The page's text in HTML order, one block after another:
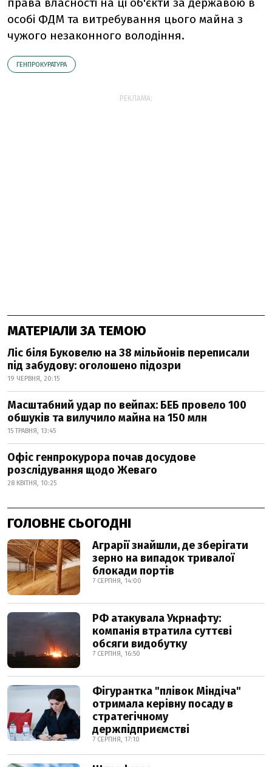
особі ФДМ та витребування цього майна з
чужого незаконного володіння.
ГЕНПРОКУРАТУРА
РЕКЛАМА:
МАТЕРІАЛИ ЗА ТЕМОЮ
Ліс біля Буковелю на 38 мільйонів переписали
під забудову: оголошено підозри
19 ЧЕРВНЯ, 20:15
Масштабний удар по вейпах: БЕБ провело 100
обшуків та вилучило майна на 150 млн
15 ТРАВНЯ, 13:45
Офіс генпрокурора почав досудове
розслідування щодо Жеваго
28 КВІТНЯ, 10:25
ГОЛОВНЕ СЬОГОДНІ
Аграрії знайшли, де зберігати
зерно на випадок тривалої
блокади портів
7 СЕРПНЯ, 14:00
РФ атакувала Укрнафту:
компанія втратила суттєві
обсяги видобутку
7 СЕРПНЯ, 16:50
Фігурантка "плівок Міндіча"
отримала керівну посаду в
стратегічному
держпідприємстві
7 СЕРПНЯ, 17:10